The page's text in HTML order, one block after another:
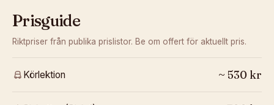
Prisguide
Riktpriser från publika prislistor. Be om offert för aktuellt pris.
Körlektion ~ 530 kr